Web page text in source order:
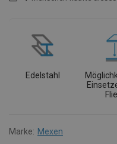
Edelstahl
Marke: Mexen